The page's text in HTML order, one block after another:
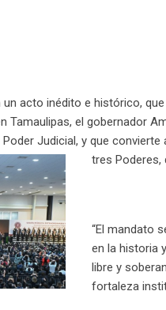
un acto inédito e histórico,
Tamaulipas, el gobernador
Judicial, y que
tres Poderes,
“El mandato
en la historia
libre y
fortaleza